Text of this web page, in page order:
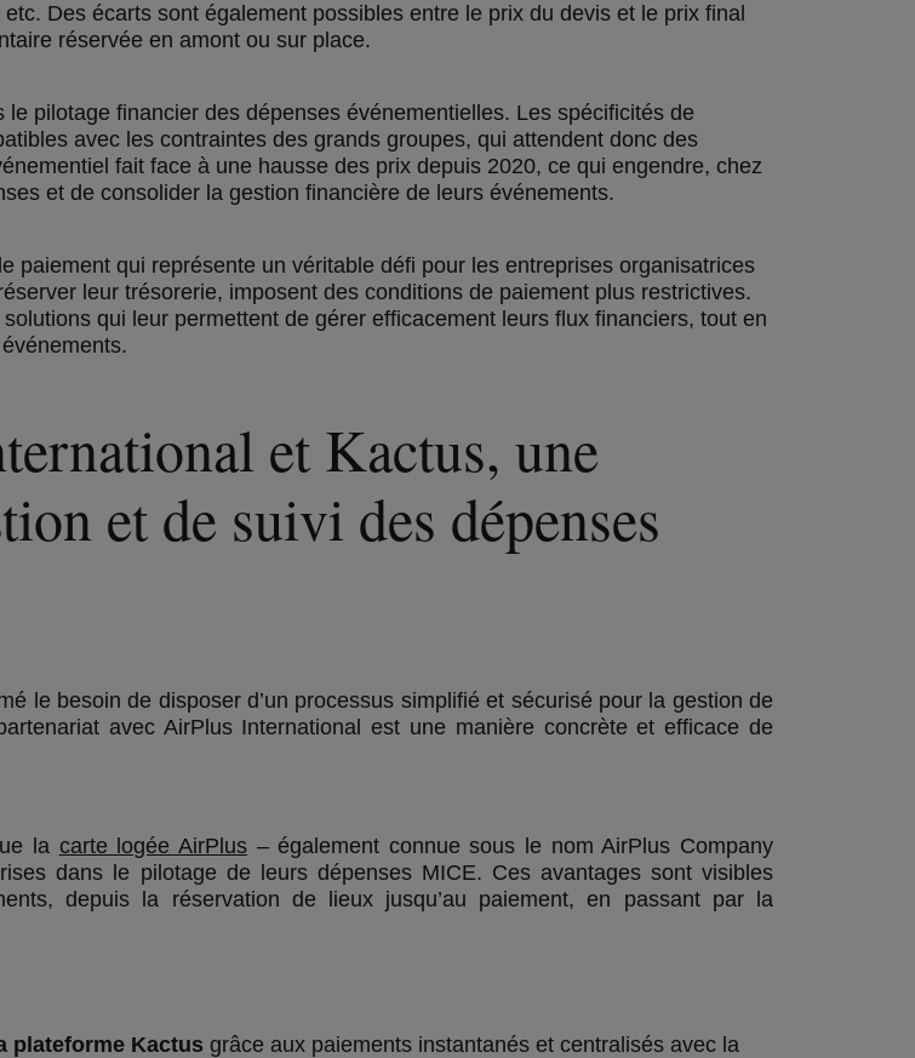
Des écarts sont également possibles entre le prix du devis et le prix final
réservée en amont ou sur place.
pilotage financier des dépenses événementielles. Les spécificités de
avec les contraintes des grands groupes, qui attendent donc des
fait face à une hausse des prix depuis 2020, ce qui engendre, chez
et de consolider la gestion financière de leurs événements.
paiement qui représente un véritable défi pour les entreprises organisatrices
leur trésorerie, imposent des conditions de paiement plus restrictives.
qui leur permettent de gérer efficacement leurs flux financiers, tout en
et Kactus, une
et de suivi des dépenses
le besoin de disposer d’un processus simplifié et sécurisé pour la gestion de
avec AirPlus International est une manière concrète et efficace de
la carte logée AirPlus– également connue sous le nom AirPlus Company
dans le pilotage de leurs dépenses MICE. Ces avantages sont visibles
depuis la réservation de lieux jusqu’au paiement, en passant par la
plateforme Kactus grâce aux paiements instantanés et centralisés avec la